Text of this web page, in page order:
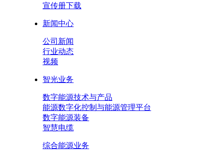
宣传册下载
新闻中心
公司新闻
行业动态
视频
智光业务
数字能源技术与产品
能源数字化控制与能源管理平台
数字能源装备
智慧电缆
综合能源业务